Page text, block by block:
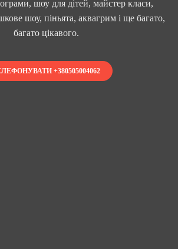
шоу для дітей, майстер класи,
шоу, піньята, аквагрим і ще багато,
багато цікавого.
+380505004062